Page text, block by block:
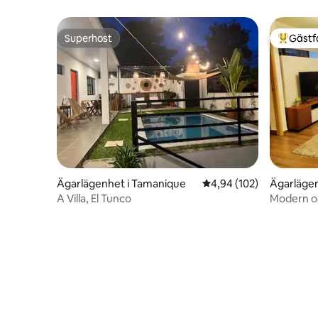
Superhost
Superhost
Ägarlägenhet i Tamanique 4,94 av 5 i
4,94 (102)
A Villa, El Tunco
Modern